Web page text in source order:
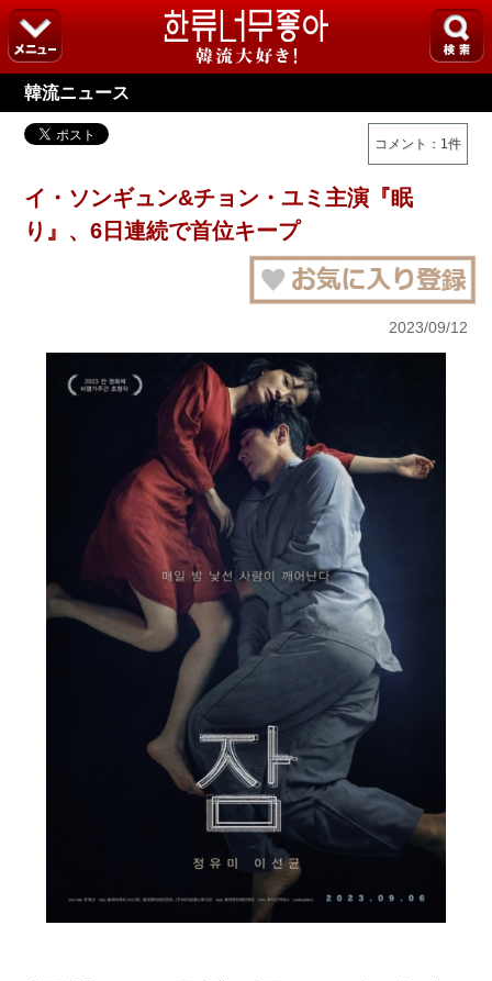
韓流ニュース
コメント：1件
イ・ソンギュン&チョン・ユミ主演『眠
り』、6日連続で首位キープ
2023/09/12